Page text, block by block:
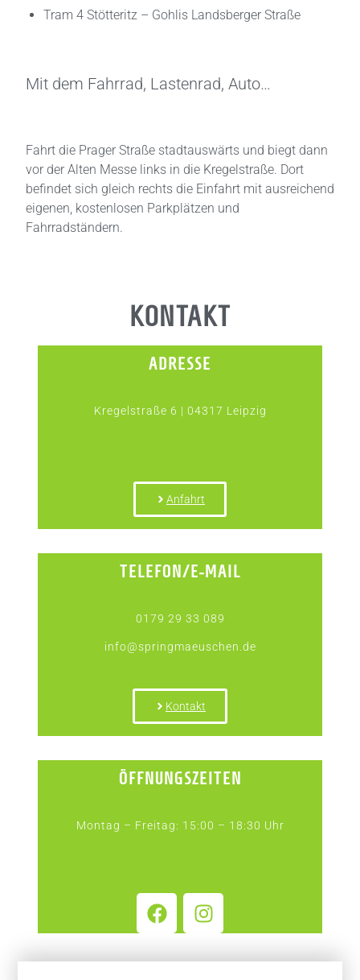
Tram 4 Stötteritz – Gohlis Landsberger Straße
Mit dem Fahrrad, Lastenrad, Auto…
Fahrt die Prager Straße stadtauswärts und biegt dann
vor der Alten Messe links in die Kregelstraße. Dort
befindet sich gleich rechts die Einfahrt mit ausreichend
eigenen, kostenlosen Parkplätzen und
Fahrradständern.
KONTAKT
ADRESSE
Kregelstraße 6 | 04317 Leipzig
Anfahrt
TELEFON/E-MAIL
0179 29 33 089
info@springmaeuschen.de
Kontakt
ÖFFNUNGSZEITEN
Montag – Freitag: 15:00 – 18:30 Uhr